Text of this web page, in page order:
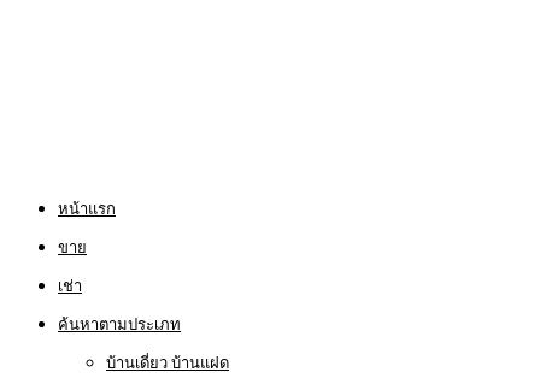
หน้าแรก
ขาย
เช่า
ค้นหาตามประเภท
บ้านเดี่ยว บ้านแฝด